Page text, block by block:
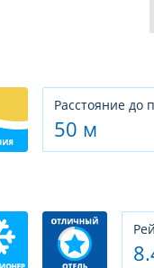
Расстояние до
50 м